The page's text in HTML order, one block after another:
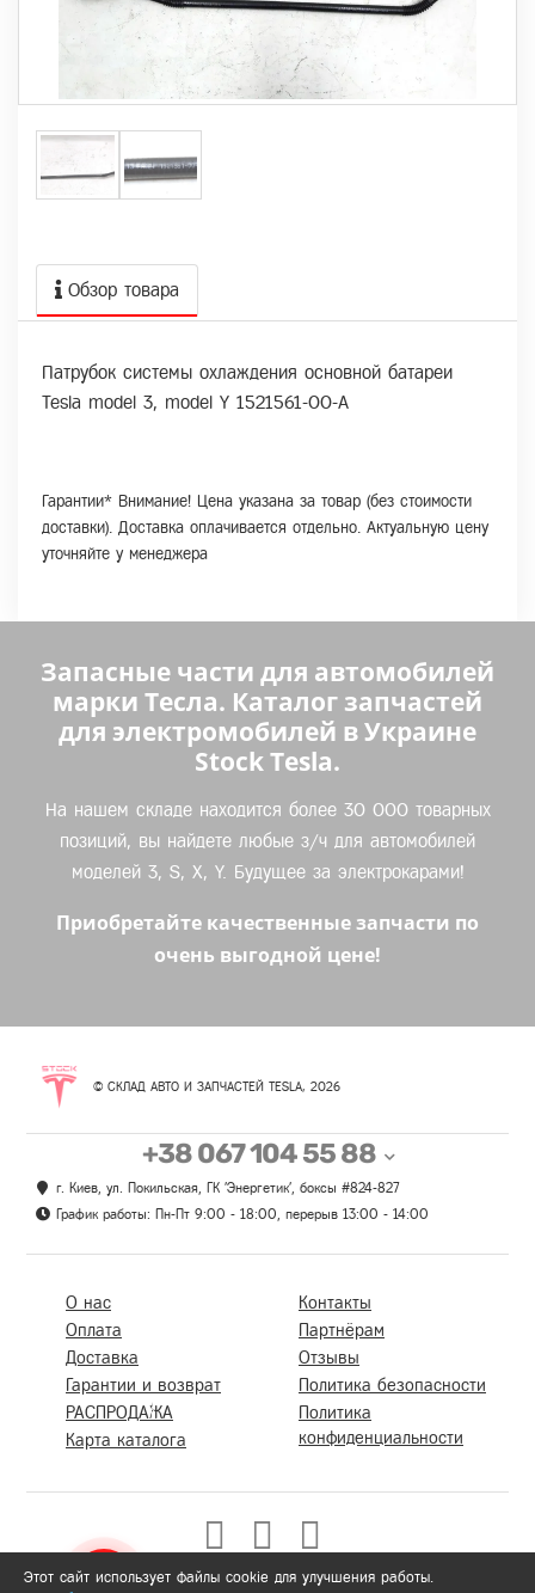
Обзор товара
Патрубок системы охлаждения основной батареи
Tesla model 3, model Y 1521561-00-A
Гарантии* Внимание! Цена указана за товар (без стоимости
доставки). Доставка оплачивается отдельно. Актуальную цену
уточняйте у менеджера
Запасные части для автомобилей
марки Тесла. Каталог запчастей
для электромобилей в Украине
Stock Tesla.
На нашем складе находится более 30 000 товарных
позиций, вы найдете любые з/ч для автомобилей
моделей 3, S, X, Y. Будущее за электрокарами!
Приобретайте качественные запчасти по
очень выгодной цене!
© СКЛАД АВТО И ЗАПЧАСТЕЙ TESLA, 2026
+38 067 104 55 88
г. Киев, ул. Покильская, ГК 'Энергетик', боксы #824-827
График работы: Пн-Пт 9:00 - 18:00, перерыв 13:00 - 14:00
О нас
Оплата
Доставка
Гарантии и возврат
РАСПРОДАЖА
Карта каталога
Контакты
Партнёрам
Отзывы
Политика безопасности
Политика
конфиденциальности
Этот сайт использует файлы cookie для улучшения работы.